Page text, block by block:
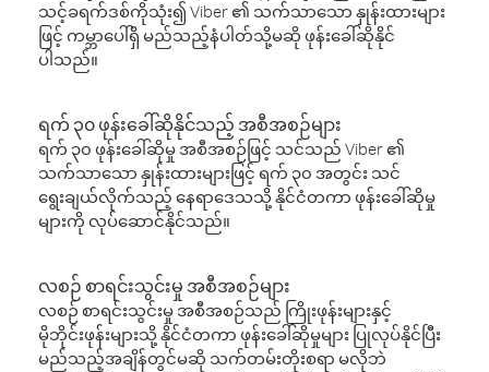
သင့်ခရက်ဒစ်ကိုသုံး၍ Viber ၏ သက်သာသော နှုန်းထားများ
ဖြင့် ကမ္ဘာပေါ်ရှိ မည်သည့်နံပါတ်သို့မဆို ဖုန်းခေါ်ဆိုနိုင်
ပါသည်။
ရက် ၃၀ ဖုန်းခေါ်ဆိုနိုင်သည့် အစီအစဉ်များ
ရက် ၃၀ ဖုန်းခေါ်ဆိုမှု အစီအစဉ်ဖြင့် သင်သည် Viber ၏
သက်သာသော နှုန်းထားများဖြင့် ရက် ၃၀ အတွင်း သင်
ရွေးချယ်လိုက်သည့် နေရာဒေသသို့ နိုင်ငံတကာ ဖုန်းခေါ်ဆိုမှု
များကို လုပ်ဆောင်နိုင်သည်။
လစဉ် စာရင်းသွင်းမှု အစီအစဉ်များ
လစဉ် စာရင်းသွင်းမှု အစီအစဉ်သည် ကြိုးဖုန်းများနှင့်
မိုဘိုင်းဖုန်းများသို့ နိုင်ငံတကာ ဖုန်းခေါ်ဆိုမှုများ ပြုလုပ်နိုင်ပြီး
မည်သည့်အချိန်တွင်မဆို သက်တမ်းတိုးစရာ မလိုဘဲ